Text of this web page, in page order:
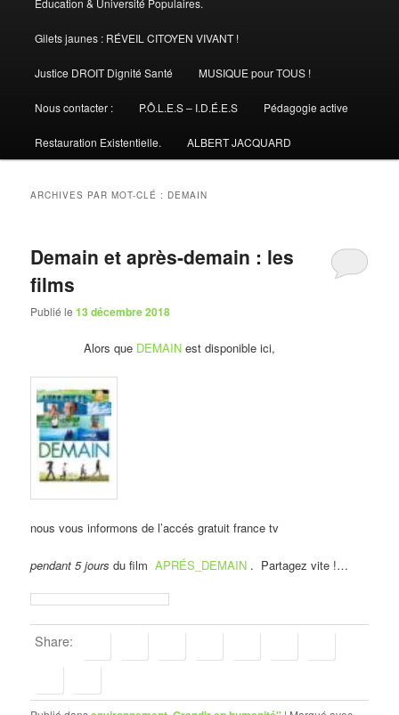
Gilets jaunes : RÉVEIL CITOYEN VIVANT !
Justice DROIT Dignité Santé MUSIQUE pour TOUS !
Nous contacter : P.Ô.L.E.S – I.D.É.E.S Pédagogie active
Restauration Existentielle. ALBERT JACQUARD
ARCHIVES PAR MOT-CLÉ : DEMAIN
Demain et après-demain : les
films
Publié le13 décembre 2018
Alors que DEMAIN est disponible ici,
nous vous informons de l’accés gratuit france tv
pendant 5 jours du film APRÉS_DEMAIN . Partagez vite !…
Share: